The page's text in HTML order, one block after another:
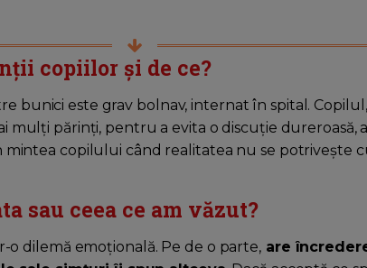
copiilor și de ce?
bunici este grav bolnav, internat în spital.
mulți părinți, pentru a evita o discuție dureroasă,
mintea copilului când realitatea nu se potrivește
sau ceea ce am văzut?
dilemă emoțională. Pe de o parte, are